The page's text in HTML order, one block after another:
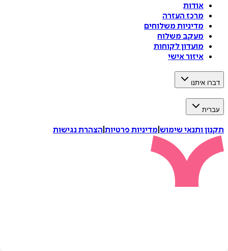
אודות
מרכז העזרה
מדיניות משלוחים
מעקב משלוח
מועדון לקוחות
איזור אישי
דברו איתנו
עברית
תקנון ותנאי שימוש מדיניות פרטיות הצהרת נגישות